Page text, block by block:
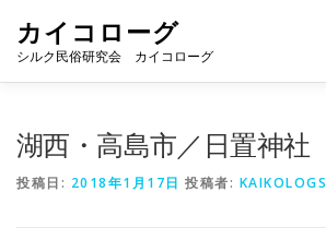
カイコローグ
シルク民俗研究会 カイコローグ
湖西・高島市／日置神社
投稿日: 2018年1月17日 投稿者: KAIKOLOGS